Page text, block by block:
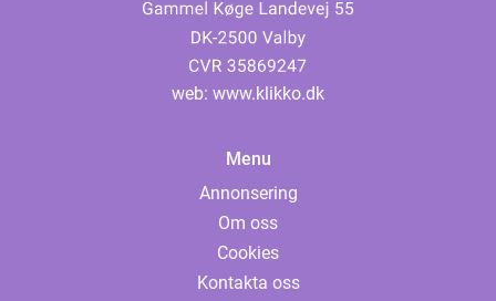
web: www.klikko.dk
Menu
Annonsering
Om oss
Cookies
Kontakta oss